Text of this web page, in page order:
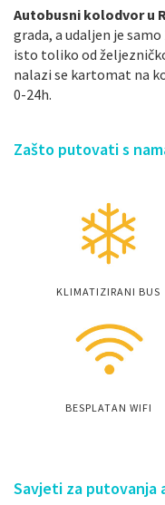
Autobusni kolodvor u
grada, a udaljen je
isto toliko od
nalazi se kartomat na
0-24h.
Zašto putovati s
KLIMATIZIRANI BUS
BESPLATAN WIFI
Savjeti za putovanja